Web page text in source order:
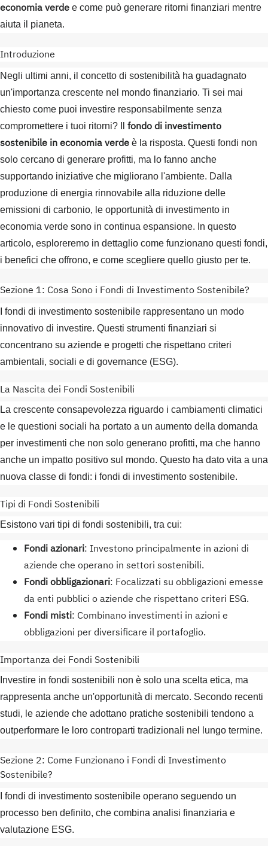
economia verde e come può generare ritorni finanziari mentre
aiuta il pianeta.
Introduzione
Negli ultimi anni, il concetto di sostenibilità ha guadagnato
un'importanza crescente nel mondo finanziario. Ti sei mai
chiesto come puoi investire responsabilmente senza
compromettere i tuoi ritorni? Il fondo di investimento
sostenibile in economia verde è la risposta. Questi fondi non
solo cercano di generare profitti, ma lo fanno anche
supportando iniziative che migliorano l'ambiente. Dalla
produzione di energia rinnovabile alla riduzione delle
emissioni di carbonio, le opportunità di investimento in
economia verde sono in continua espansione. In questo
articolo, esploreremo in dettaglio come funzionano questi fondi,
i benefici che offrono, e come scegliere quello giusto per te.
Sezione 1: Cosa Sono i Fondi di Investimento Sostenibile?
I fondi di investimento sostenibile rappresentano un modo
innovativo di investire. Questi strumenti finanziari si
concentrano su aziende e progetti che rispettano criteri
ambientali, sociali e di governance (ESG).
La Nascita dei Fondi Sostenibili
La crescente consapevolezza riguardo i cambiamenti climatici
e le questioni sociali ha portato a un aumento della domanda
per investimenti che non solo generano profitti, ma che hanno
anche un impatto positivo sul mondo. Questo ha dato vita a una
nuova classe di fondi: i fondi di investimento sostenibile.
Tipi di Fondi Sostenibili
Esistono vari tipi di fondi sostenibili, tra cui:
Fondi azionari: Investono principalmente in azioni di
aziende che operano in settori sostenibili.
Fondi obbligazionari: Focalizzati su obbligazioni emesse
da enti pubblici o aziende che rispettano criteri ESG.
Fondi misti: Combinano investimenti in azioni e
obbligazioni per diversificare il portafoglio.
Importanza dei Fondi Sostenibili
Investire in fondi sostenibili non è solo una scelta etica, ma
rappresenta anche un'opportunità di mercato. Secondo recenti
studi, le aziende che adottano pratiche sostenibili tendono a
outperformare le loro controparti tradizionali nel lungo termine.
Sezione 2: Come Funzionano i Fondi di Investimento
Sostenibile?
I fondi di investimento sostenibile operano seguendo un
processo ben definito, che combina analisi finanziaria e
valutazione ESG.